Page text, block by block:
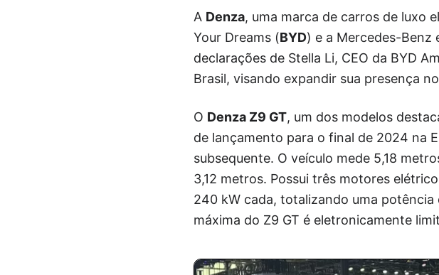
A Denza, uma marca de carros de luxo
Your Dreams (BYD) e a Mercedes-Benz
declarações de Stella Li, CEO da BYD
Brasil, visando expandir sua presença
O Denza Z9 GT, um dos modelos
de lançamento para o final de 2024 na
subsequente. O veículo mede 5,18
3,12 metros. Possui três motores
240 kW cada, totalizando uma potência
máxima do Z9 GT é eletronicamente